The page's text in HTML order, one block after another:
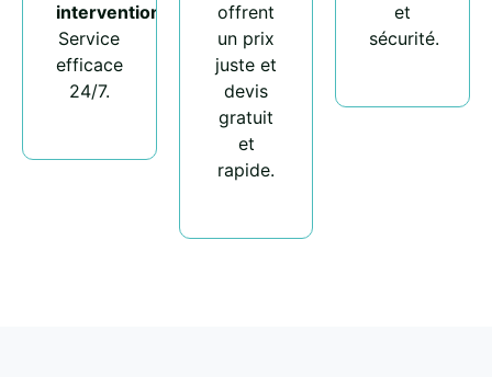
intervention
Service
efficace
24/7.
offrent
un prix
juste et
devis
gratuit
et
rapide.
et
sécurité.